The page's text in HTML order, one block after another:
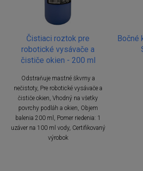
Čistiaci roztok pre
robotické vysávače a
čističe okien - 200 ml
Odstraňuje mastné škvrny a
nečistoty, Pre robotické vysávače a
čističe okien, Vhodný na všetky
povrchy podláh a okien, Objem
balenia 200 ml, Pomer riedenia: 1
uzáver na 100 ml vody, Certifikovaný
výrobok
Bočné